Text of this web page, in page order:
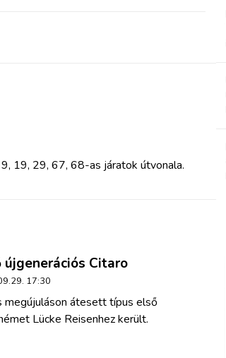
19, 29, 67, 68-as járatok útvonala.
Citaro
17:30
átesett típus első
Lücke Reisenhez került.